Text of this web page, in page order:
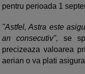
pentru perioada 1
"Astfel, Astra este
an consecutiv", se
precizeaza valoarea
aerian o va plati